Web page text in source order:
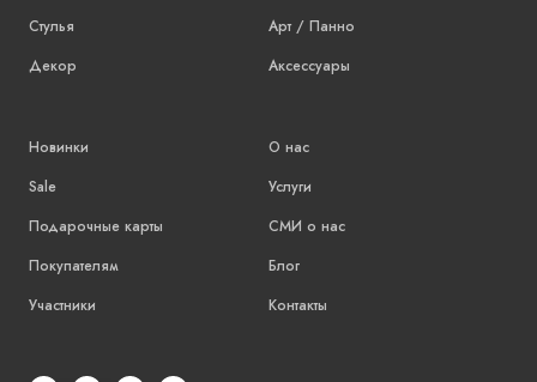
Стулья
Декор
Арт / Панно
Аксессуары
Новинки
Sale
Подарочные карты
Покупателям
Участники
О нас
Услуги
СМИ о нас
Блог
Контакты